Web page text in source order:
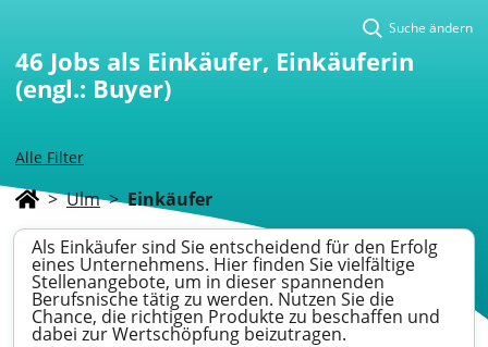
Alle Filter
Suche ändern
46 Jobs als Einkäufer, Einkäuferin
(engl.: Buyer)
> Ulm > Einkäufer
Als Einkäufer sind Sie entscheidend für den Erfolg
eines Unternehmens. Hier finden Sie vielfältige
Stellenangebote, um in dieser spannenden
Berufsnische tätig zu werden. Nutzen Sie die
Chance, die richtigen Produkte zu beschaffen und
dabei zur Wertschöpfung beizutragen.